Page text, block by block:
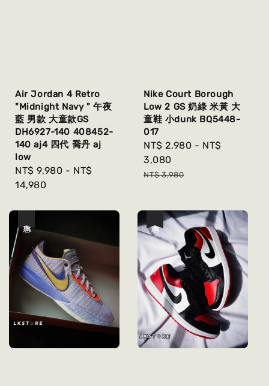
Air Jordan 4 Retro
"Midnight Navy " 午夜
藍 男款 大童款GS
DH6927-140 408452-
140 aj4 四代 喬丹 aj
low
Regular
price
NT$ 9,980 - NT$
14,980
Nike Court Borough
Low 2 GS 奶綠 米黃 大
童鞋 小dunk BQ5448-
017
Sale
price
NT$ 2,980 - NT$
3,080
Regular
NT$ 3,980